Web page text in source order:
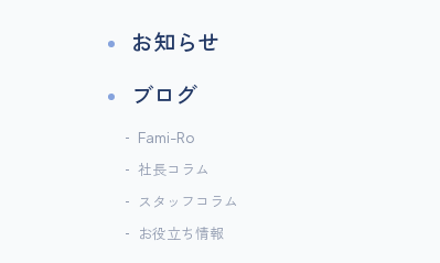
お知らせ
ブログ
Fami-Ro
社長コラム
スタッフコラム
お役立ち情報